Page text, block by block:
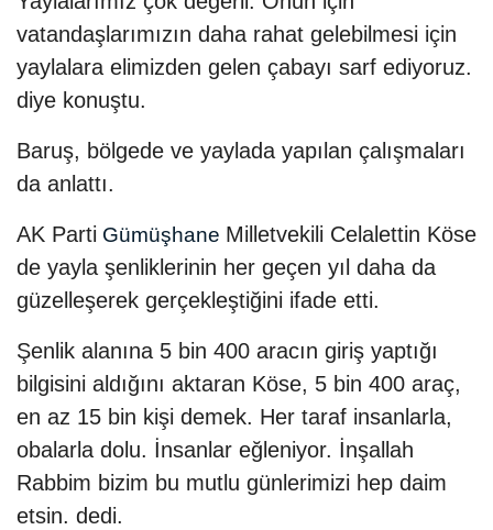
vatandaşlarımızın daha rahat gelebilmesi için
yaylalara elimizden gelen çabayı sarf ediyoruz.
diye konuştu.
Baruş, bölgede ve yaylada yapılan çalışmaları
da anlattı.
AK Parti Gümüşhane Milletvekili Celalettin Köse
de yayla şenliklerinin her geçen yıl daha da
güzelleşerek gerçekleştiğini ifade etti.
Şenlik alanına 5 bin 400 aracın giriş yaptığı
bilgisini aldığını aktaran Köse, 5 bin 400 araç,
en az 15 bin kişi demek. Her taraf insanlarla,
obalarla dolu. İnsanlar eğleniyor. İnşallah
Rabbim bizim bu mutlu günlerimizi hep daim
etsin. dedi.